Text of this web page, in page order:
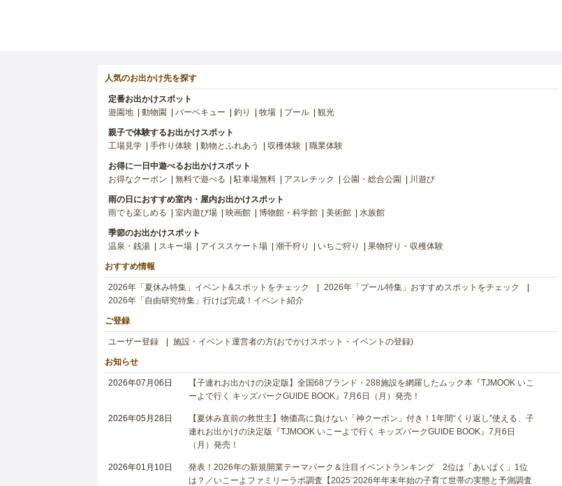
人気のお出かけ先を探す
定番お出かけスポット
遊園地
動物園 バーベキュー 釣り 牧場 プール 観光
親子で体験するお出かけスポット
工場見学
手作り体験 動物とふれあう 収穫体験 職業体験
お得に一日中遊べるお出かけスポット
お得なクーポン
無料で遊べる 駐車場無料 アスレチック 公園・総合公園 川遊び
雨の日におすすめ室内・屋内お出かけスポット
雨でも楽しめる
室内遊び場 映画館 博物館・科学館 美術館 水族館
季節のお出かけスポット
温泉・銭湯
スキー場 アイススケート場 潮干狩り いちご狩り 果物狩り・収穫体験
おすすめ情報
2026年「夏休み特集」イベント&スポットをチェック
2026年「プール特集」おすすめスポットをチェック
2026年「自由研究特集」行けば完成！イベント紹介
ご登録
ユーザー登録 施設・イベント運営者の方(おでかけスポット・イベントの登録)
お知らせ
2026年07月06日
【子連れお出かけの決定版】全国68ブランド・288施設を網羅したムック本『TJMOOK いこ
ーよで行く キッズパークGUIDE BOOK』7月6日（月）発売！
2026年05月28日
【夏休み直前の救世主】物価高に負けない「神クーポン」付き！1年間“くり返し”使える、子
連れお出かけの決定版『TJMOOK いこーよで行く キッズパークGUIDE BOOK』7月6日
（月）発売！
2026年01月10日
発表！2026年の新規開業テーマパーク＆注目イベントランキング 2位は「あいぱく」1位
は？／いこーよファミリーラボ調査【2025⁻2026年年末年始の子育て世帯の実態と予測調査